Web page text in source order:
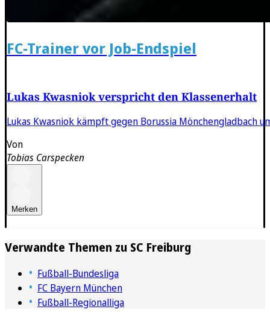
FC-Trainer vor Job-Endspiel
Lukas Kwasniok verspricht den Klassenerhalt
Lukas Kwasniok kämpft gegen Borussia Mönchengladbach
Von
Tobias Carspecken
Merken
Verwandte Themen zu SC Freiburg
Fußball-Bundesliga
FC Bayern München
Fußball-Regionalliga